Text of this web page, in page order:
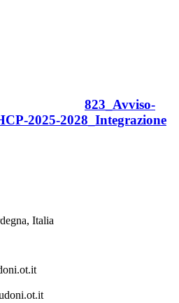
823_Avviso-
2025-2028_Integrazione
Italia